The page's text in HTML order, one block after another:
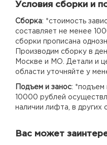
Условия сборки и
Сборка: *стоимость
составляет не менее
сборки прописана
Производим сборку в
Москве и МО. Детали и
области уточняйте у
Подъем и занос: *подъем
10000 рублей
наличии лифта, в
Вас может